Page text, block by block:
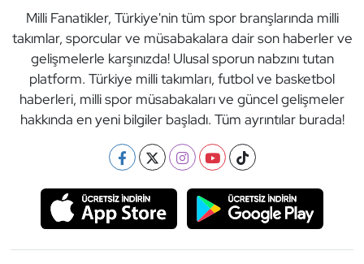
Milli Fanatikler, Türkiye'nin tüm spor branşlarında milli
takımlar, sporcular ve müsabakalara dair son haberler ve
gelişmelerle karşınızda! Ulusal sporun nabzını tutan
platform. Türkiye milli takımları, futbol ve basketbol
haberleri, milli spor müsabakaları ve güncel gelişmeler
hakkında en yeni bilgiler başladı. Tüm ayrıntılar burada!